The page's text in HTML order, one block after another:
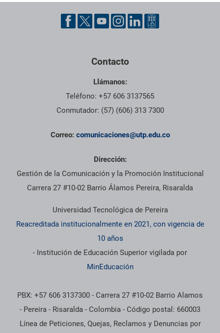
Contacto
Llámanos:
Teléfono: +57 606 3137565
Conmutador: (57) (606) 313 7300
Correo: comunicaciones@utp.edu.co
Dirección:
Gestión de la Comunicación y la Promoción Institucional
Carrera 27 #10-02 Barrio Álamos Pereira, Risaralda
Universidad Tecnológica de Pereira
Reacreditada institucionalmente en 2021, con vigencia de
10 años
- Institución de Educación Superior vigilada por
MinEducación
PBX: +57 606 3137300 - Carrera 27 #10-02 Barrio Alamos
- Pereira - Risaralda - Colombia - Código postal: 660003
Línea de Peticiones, Quejas, Reclamos y Denuncias por